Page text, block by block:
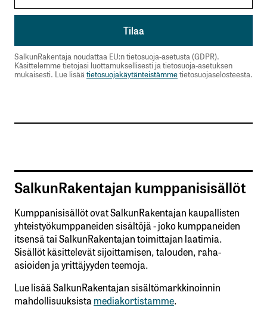
SalkunRakentaja noudattaa EU:n tietosuoja-asetusta (GDPR).
Käsittelemme tietojasi luottamuksellisesti ja tietosuoja-asetuksen
mukaisesti. Lue lisäätietosuojakäytänteistämmetietosuojaselosteesta.
SalkunRakentajan kumppanisisällöt
Kumppanisisällöt ovat SalkunRakentajan kaupallisten
yhteistyökumppaneiden sisältöjä - joko kumppaneiden
itsensä tai SalkunRakentajan toimittajan laatimia.
Sisällöt käsittelevät sijoittamisen, talouden, raha-
asioiden ja yrittäjyyden teemoja.
Lue lisää SalkunRakentajan sisältömarkkinoinnin
mahdollisuuksistamediakortistamme.